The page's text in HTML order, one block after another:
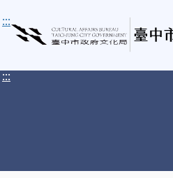
:::
:::